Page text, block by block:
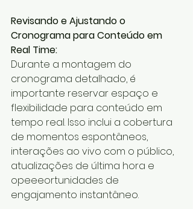
Revisando e Ajustando o
Cronograma para Conteúdo em
Real Time:
Durante a montagem do
cronograma detalhado, é
importante reservar espaço e
flexibilidade para conteúdo em
tempo real. Isso inclui a cobertura
de momentos espontâneos,
interações ao vivo com o público,
atualizações de última hora e
opeeeortunidades de
engajamento instantâneo.